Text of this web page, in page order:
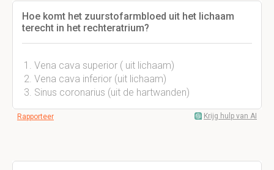
Hoe komt het zuurstofarmbloed uit het lichaam
terecht in het rechteratrium?
Vena cava superior ( uit lichaam)
Vena cava inferior (uit lichaam)
Sinus coronarius (uit de hartwanden)
Rapporteer Krijg hulp van AI